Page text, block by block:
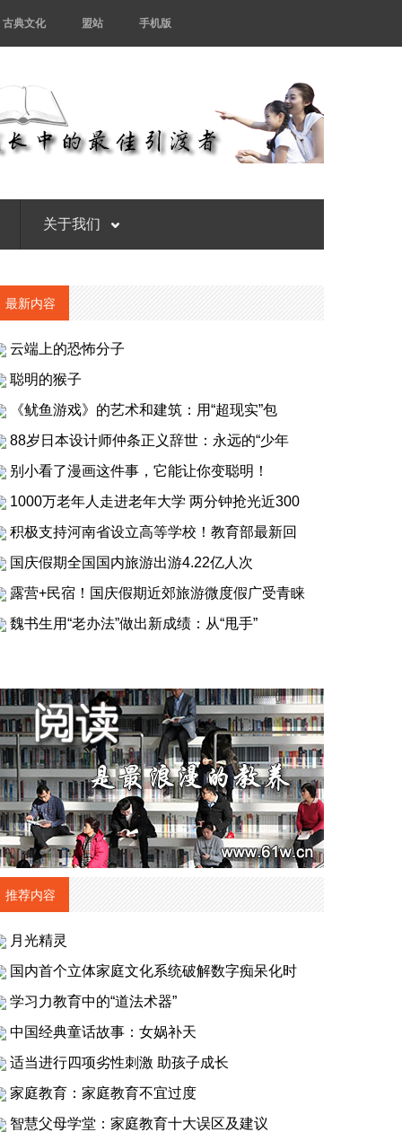
古典文化 盟站 手机版
关于我们
最新内容
云端上的恐怖分子
聪明的猴子
《鱿鱼游戏》的艺术和建筑：用“超现实”包
88岁日本设计师仲条正义辞世：永远的“少年
别小看了漫画这件事，它能让你变聪明！
1000万老年人走进老年大学 两分钟抢光近300
积极支持河南省设立高等学校！教育部最新回
国庆假期全国国内旅游出游4.22亿人次
露营+民宿！国庆假期近郊旅游微度假广受青睐
魏书生用“老办法”做出新成绩：从“甩手”
推荐内容
月光精灵
国内首个立体家庭文化系统破解数字痴呆化时
学习力教育中的“道法术器”
中国经典童话故事：女娲补天
适当进行四项劣性刺激 助孩子成长
家庭教育：家庭教育不宜过度
智慧父母学堂：家庭教育十大误区及建议